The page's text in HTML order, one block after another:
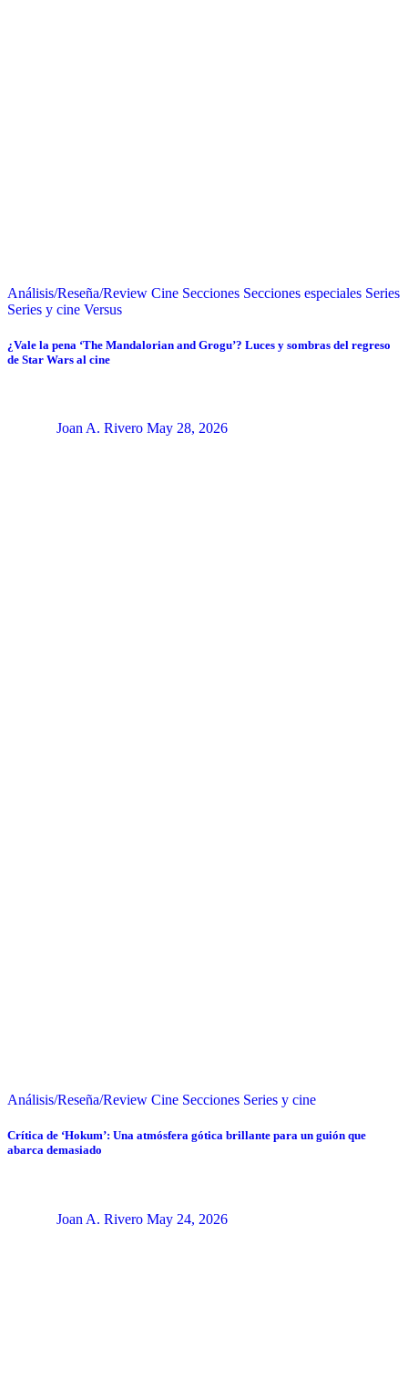
Análisis/Reseña/Review Cine Secciones Secciones especiales Series
Series y cine Versus
¿Vale la pena ‘The Mandalorian and Grogu’? Luces y sombras del regreso
de Star Wars al cine
Joan A. Rivero May 28, 2026
Análisis/Reseña/Review Cine Secciones Series y cine
Crítica de ‘Hokum’: Una atmósfera gótica brillante para un guión que
abarca demasiado
Joan A. Rivero May 24, 2026